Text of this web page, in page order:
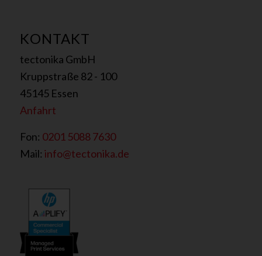
KONTAKT
tectonika GmbH
Kruppstraße 82 - 100
45145 Essen
Anfahrt
Fon: 0201 5088 7630
Mail: info@tectonika.de